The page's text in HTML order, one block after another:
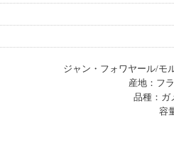
ジャン・フォワヤール/モ
産地：フ
品種：ガ
容